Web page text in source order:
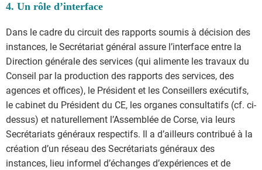
4. Un rôle d’interface
Dans le cadre du circuit des rapports soumis à décision des
instances, le Secrétariat général assure l’interface entre la
Direction générale des services (qui alimente les travaux du
Conseil par la production des rapports des services, des
agences et offices), le Président et les Conseillers exécutifs,
le cabinet du Président du CE, les organes consultatifs (cf. ci-
dessus) et naturellement l’Assemblée de Corse, via leurs
Secrétariats généraux respectifs. Il a d’ailleurs contribué à la
création d’un réseau des Secrétariats généraux des
instances, lieu informel d’échanges d’expériences et de